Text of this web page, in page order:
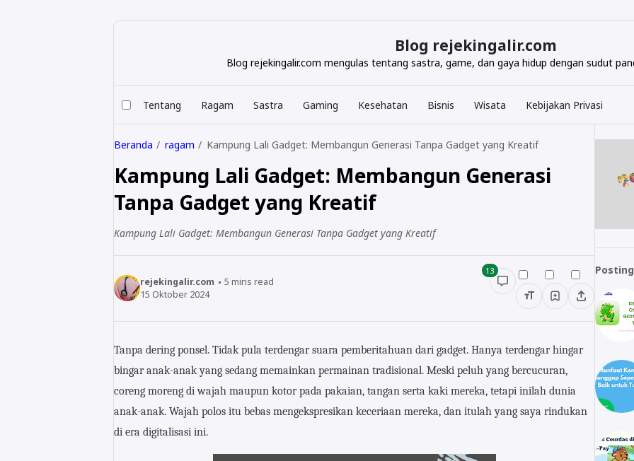
Blog rejekingalir.com
Blog rejekingalir.com mengulas tentang sastra, game, dan gaya hidup dengan sudut
Tentang Ragam Sastra Gaming Kesehatan Bisnis Wisata Kebijakan Privasi
Beranda ragam Kampung Lali Gadget: Membangun Generasi Tanpa Gadget yang Kreatif
Kampung Lali Gadget: Membangun Generasi
Tanpa Gadget yang Kreatif
Kampung Lali Gadget: Membangun Generasi Tanpa Gadget yang Kreatif
rejekingalir.com 5 mins read
15 Oktober 2024
13
Tanpa dering ponsel. Tidak pula terdengar suara pemberitahuan dari gadget. Hanya terdengar hingar
bingar anak-anak yang sedang memainkan permainan tradisional. Meski peluh yang bercucuran,
coreng moreng di wajah maupun kotor pada pakaian, tangan serta kaki mereka, tetapi inilah dunia
anak-anak. Wajah polos itu bebas mengekspresikan keceriaan mereka, dan itulah yang saya rindukan
di era digitalisasi ini.